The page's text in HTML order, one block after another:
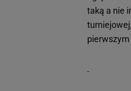
taką a nie